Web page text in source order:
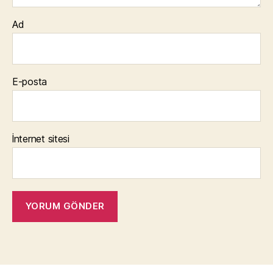
Ad
E-posta
İnternet sitesi